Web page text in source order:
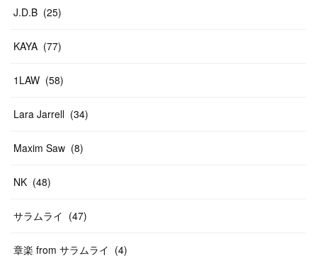
J.D.B (25)
KAYA (77)
1LAW (58)
Lara Jarrell (34)
Maxim Saw (8)
NK (48)
サラムライ (47)
章楽 from サラムライ (4)